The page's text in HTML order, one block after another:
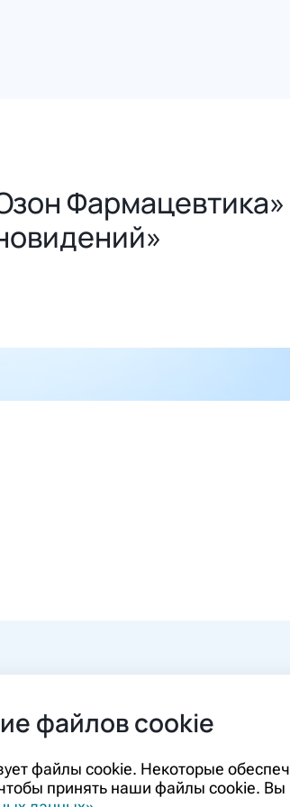
+7 (84862) 2-90-00
ozon@ozon-pharm.ru
файлов cookie
файлы cookie. Некоторые
принять наши файлы cookie. Вы